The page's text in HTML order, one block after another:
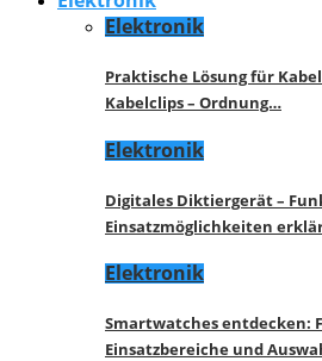
Elektronik
Praktische Lösung für
Kabelclips – Ordnung…
Elektronik
Digitales Diktiergerät –
Einsatzmöglichkeiten
Elektronik
Smartwatches entdecken:
Einsatzbereiche und